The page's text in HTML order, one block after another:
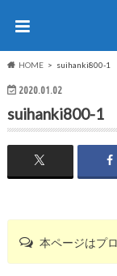
HOME suihanki800-1
2020.01.02
suihanki800-1
本ページはプ